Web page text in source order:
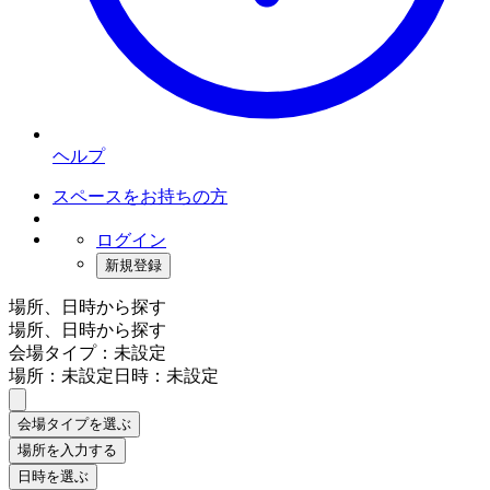
ヘルプ
スペースをお持ちの方
ログイン
新規登録
場所、日時から探す
場所、日時から探す
会場タイプ：未設定
場所：未設定日時：未設定
会場タイプを選ぶ
場所を入力する
日時を選ぶ